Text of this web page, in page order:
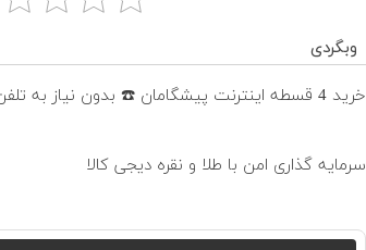
وبگردی
خرید 4 قسطه اینترنت پیشگامان ☎️ بدون نیاز به تلفن
سرمایه گذاری امن با طلا و نقره دیجی کالا